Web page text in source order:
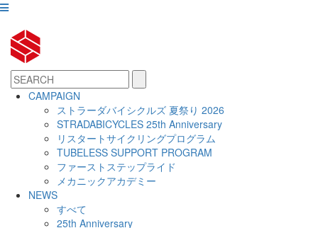
CAMPAIGN
ストラーダバイシクルズ 夏祭り 2026
STRADABICYCLES 25th Anniversary
リスタートサイクリングプログラム
TUBELESS SUPPORT PROGRAM
ファーストステップライド
メカニックアカデミー
NEWS
すべて
25th Anniversary